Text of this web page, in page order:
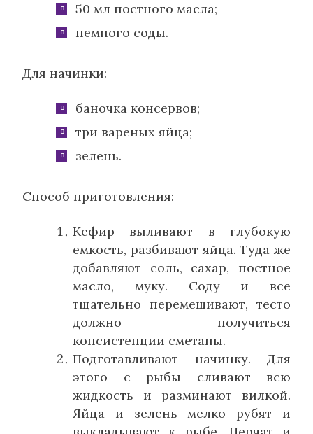
50 мл постного масла;
немного соды.
Для начинки:
баночка консервов;
три вареных яйца;
зелень.
Способ приготовления:
Кефир выливают в глубокую
емкость, разбивают яйца. Туда же
добавляют соль, сахар, постное
масло, муку. Соду и все
тщательно перемешивают, тесто
должно получиться
консистенции сметаны.
Подготавливают начинку. Для
этого с рыбы сливают всю
жидкость и разминают вилкой.
Яйца и зелень мелко рубят и